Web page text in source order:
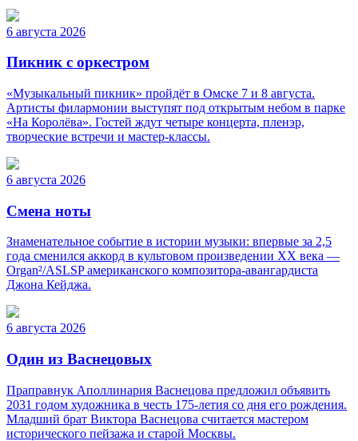
6 августа 2026
Пикник с оркестром
«Музыкальный пикник» пройдёт в Омске 7 и 8 августа.
Артисты филармонии выступят под открытым небом в парке
«На Королёва». Гостей ждут четыре концерта, пленэр,
творческие встречи и мастер-классы.
6 августа 2026
Смена ноты
Знаменательное событие в истории музыки: впервые за 2,5
года сменился аккорд в культовом произведении XX века —
Organ²/ASLSP американского композитора-авангардиста
Джона Кейджа.
6 августа 2026
Один из Васнецовых
Праправнук Аполлинария Васнецова предложил объявить
2031 годом художника в честь 175-летия со дня его рождения.
Младший брат Виктора Васнецова считается мастером
исторического пейзажа и старой Москвы.